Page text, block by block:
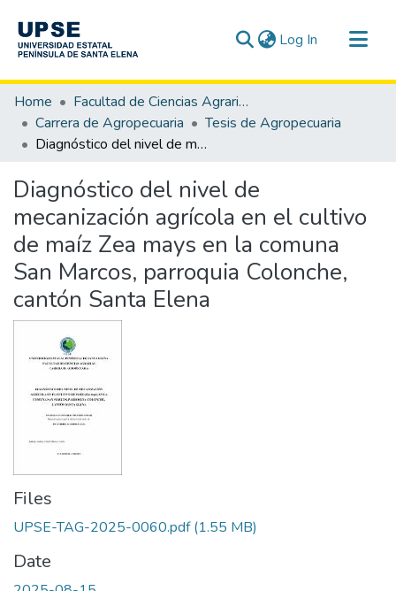
Log In (current)
Communities & Collections
All of DSpace
Statistics
Home
Facultad de Ciencias Agrarias
Carrera de Agropecuaria
Tesis de Agropecuaria
Diagnóstico del nivel de mecanización agrícola en el cultivo de maíz Zea mays en la comuna San Marcos, parroquia Colonche, cantón Santa Elena
Diagnóstico del nivel de
mecanización agrícola en el cultivo
de maíz Zea mays en la comuna
San Marcos, parroquia Colonche,
cantón Santa Elena
Files
UPSE-TAG-2025-0060.pdf(1.55 MB)
Date